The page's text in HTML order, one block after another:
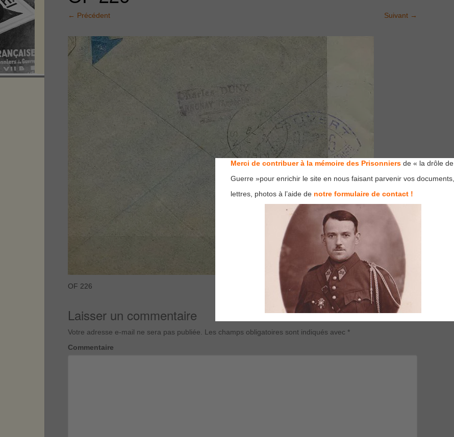
← Précédent Suivant →
OF 226
Laisser un commentaire
Votre adresse e-mail ne sera pas publiée. Les champs obligatoires sont indiqués avec *
Commentaire
Merci de contribuer à la mémoire des Prisonniers de « la drôle de
Guerre »pour enrichir le site en nous faisant parvenir vos documents,
lettres, photos à l’aide de notre formulaire de contact !